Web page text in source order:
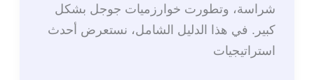
شراسة، وتطورت خوارزميات جوجل بشكل
كبير. في هذا الدليل الشامل، نستعرض أحدث
استراتيجيات